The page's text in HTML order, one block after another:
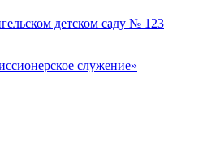
детском саду № 123
служение»